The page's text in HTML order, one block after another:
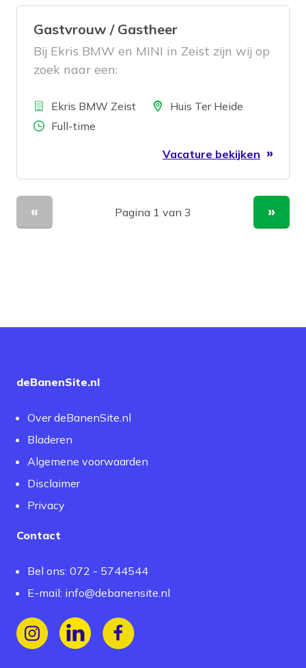
Gastvrouw / Gastheer
Bij Ekris BMW en MINI in Zeist zijn wij op
zoek naar een:
BedrijfEkris BMW ZeistLocatieHuis Ter Heide
Aantal uren
Full-time
Vacature bekijken
Vorige pagina
Pagina 1 van 3
deBanenSite.nl
Over deBanenSite.nl
Bladeren
Algemene voorwaarden
Disclaimer
Privacy
Contact
Bel ons: 072 - 5744544
E-mail: info@debanensite.nl